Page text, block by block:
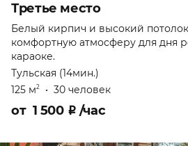
Третье место
Белый кирпич и высокий
комфортную атмосферу для дня
караоке.
Тульская (14мин.)
125 м2 • 30 человек
от 1 500 ₽ /час